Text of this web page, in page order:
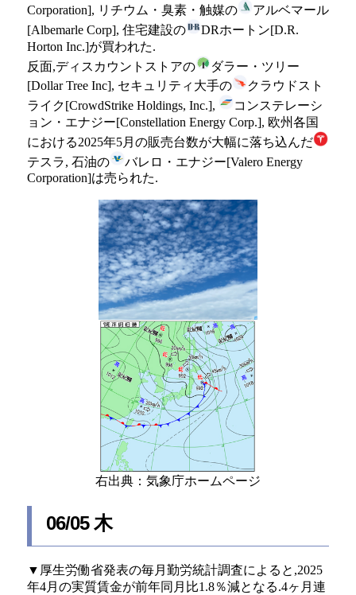
Corporation], リチウム・臭素・触媒の
アルベマール
[Albemarle Corp], 住宅建設の
DRホートン[D.R.
Horton Inc.]が買われた.
反面,ディスカウントストアの
ダラー・ツリー
[Dollar Tree Inc], セキュリティ大手の
クラウドスト
ライク[CrowdStrike Holdings, Inc.],
コンステレーシ
ョン・エナジー[Constellation Energy Corp.], 欧州各国
における2025年5月の販売台数が大幅に落ち込んだ
テスラ, 石油の
バレロ・エナジー[Valero Energy
Corporation]は売られた.
右出典：気象庁ホームページ
06/05 木
▼厚生労働省発表の毎月勤労統計調査によると,2025
年4月の実質賃金が前年同月比1.8％減となる.4ヶ月連